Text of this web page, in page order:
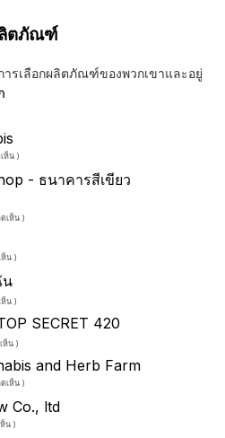
ลิตภัณฑ์
รเลือกผลิตภัณฑ์ของพวกเขาและอยู่
ห็น )
- ธนาคารสีเขียว
เห็น )
น )
น
น )
SECRET 420
ห็น )
and Herb Farm
เห็น )
Co., ltd
น )